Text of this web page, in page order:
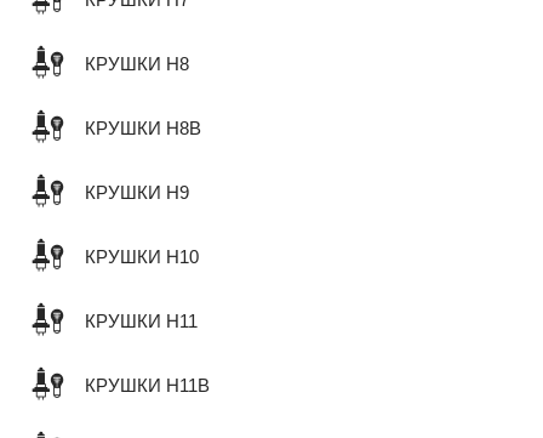
КРУШКИ H8
КРУШКИ H8B
КРУШКИ H9
КРУШКИ H10
КРУШКИ H11
КРУШКИ H11B